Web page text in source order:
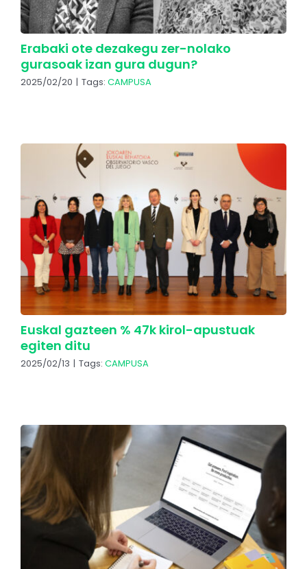
Erabaki ote dezakegu zer-nolako
gurasoak izan gura dugun?
2025/02/20 | Tags: CAMPUSA
Euskal gazteen % 47k kirol-apustuak
egiten ditu
2025/02/13 | Tags: CAMPUSA